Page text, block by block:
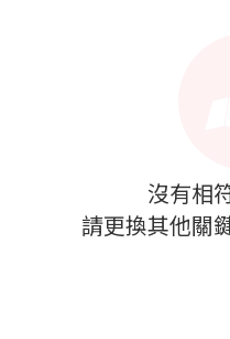
沒有相
請更換其他關